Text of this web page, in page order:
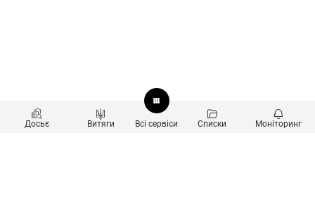
Досьє Витяги Всі сервіси Списки Моніторинг